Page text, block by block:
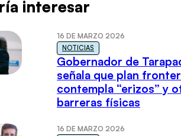
interesar
16 DE MARZO 2026
NOTICIAS
Gobernador de
señala que plan
contempla “erizos” y
barreras físicas
16 DE MARZO 2026